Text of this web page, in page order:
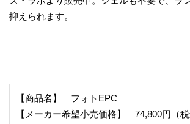
抑えられます。
【商品名】 フォトEPC
【メーカー希望小売価格】 74,800円（税